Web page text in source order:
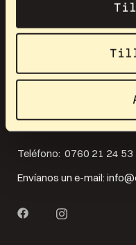
quien solo se conforma
entrenamiento.
Teléfono: 0760 21 24 53
Envíanos un e-mail: